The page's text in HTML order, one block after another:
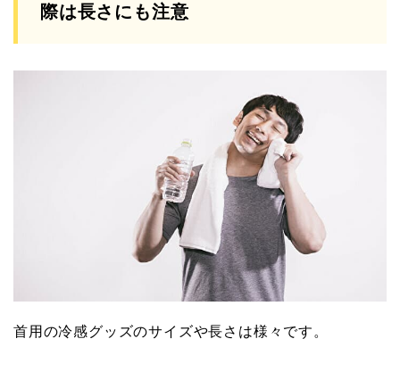
際は長さにも注意
首用の冷感グッズのサイズや長さは様々です。